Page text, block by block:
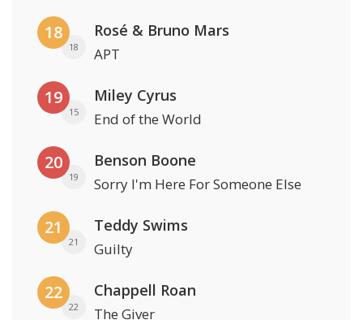
18
18
Rosé & Bruno Mars
APT
19
15
Miley Cyrus
End of the World
20
19
Benson Boone
Sorry I'm Here For Someone Else
21
21
Teddy Swims
Guilty
22
22
Chappell Roan
The Giver